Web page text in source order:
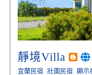
靜境Villa
宜蘭民宿 壯圍民宿 顯示